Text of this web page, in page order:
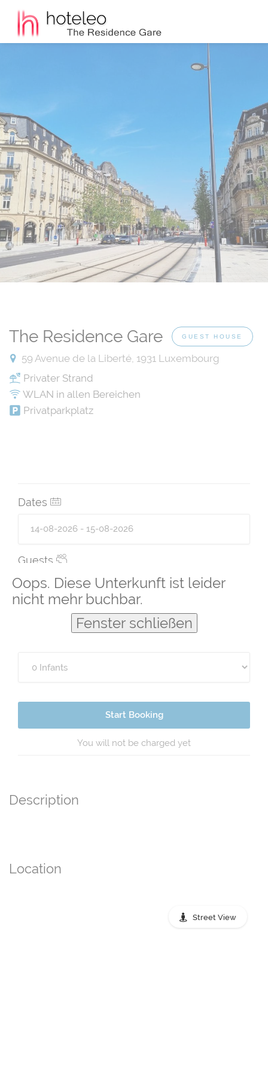
Oops. Diese Unterkunft ist leider
nicht mehr buchbar.
Fenster schließen
The Residence Gare GUEST HOUSE
59 Avenue de la Liberté, 1931 Luxembourg
Privater Strand
WLAN in allen Bereichen
Privatparkplatz
Dates
Guests
Start Booking
You will not be charged yet
Description
Location
Street View